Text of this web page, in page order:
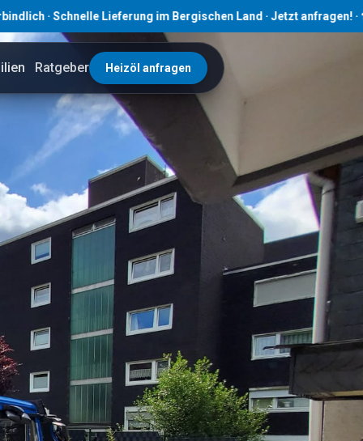
Lieferung im Bergischen Land · Jetzt anfragen! · ☎ 02191
Ratgeber Heizöl anfragen